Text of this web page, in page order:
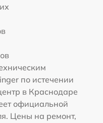
по истечении
в Краснодаре
официальной
Цены на ремонт,